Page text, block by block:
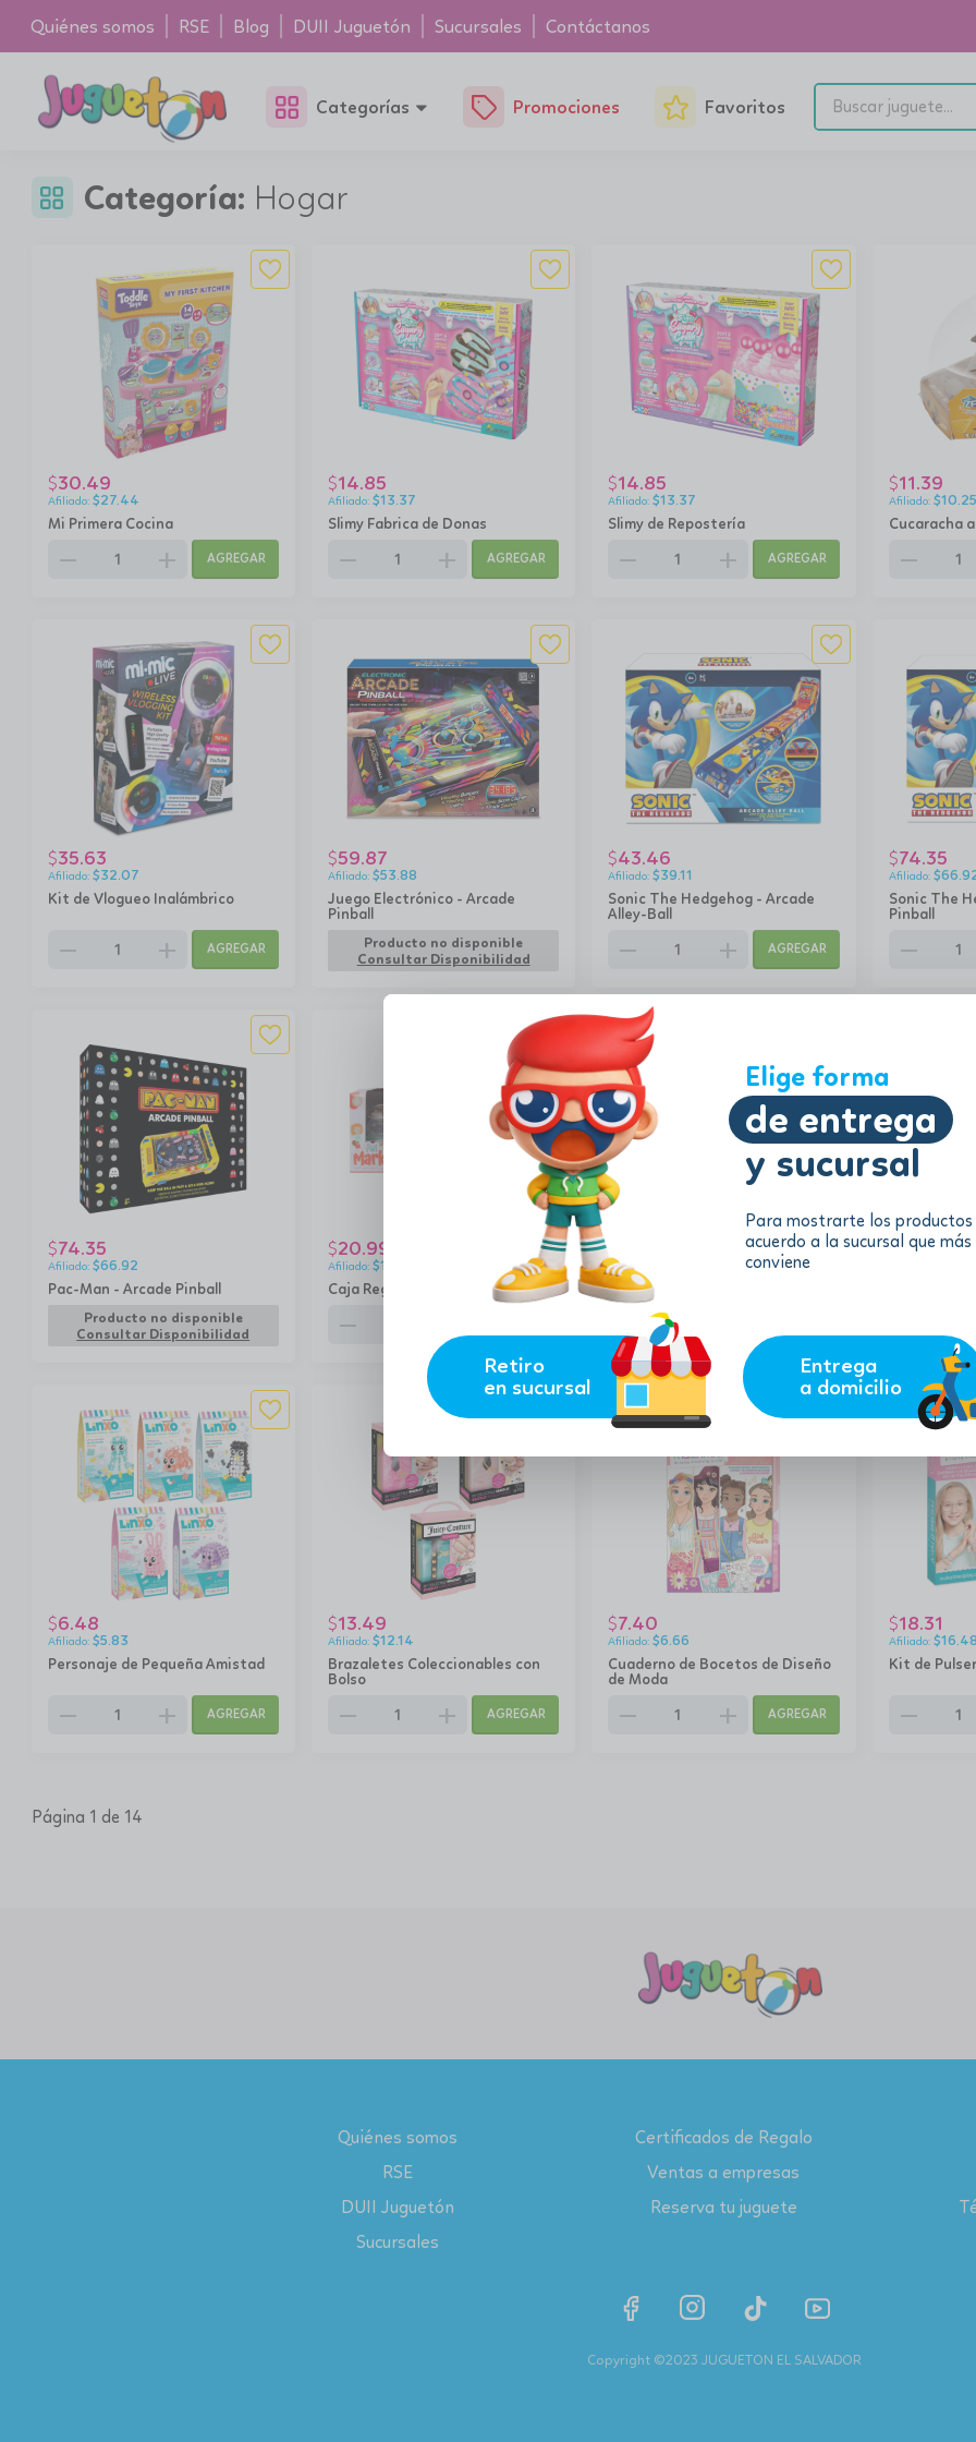
Elige forma
de entrega
y sucursal
Para mostrarte los productos
acuerdo a la sucursal que
conviene
Retiro
en sucursal
Entrega
a domicilio
Quiénes somos RSE Blog DUII Juguetón Sucursales Contáctanos
Categorías Promociones Favoritos
Categoría: Hogar
Mi Primera Cocina
$30.49
$27.44
remove add AGREGAR
Slimy Fabrica de Donas
$14.85
$13.37
remove add AGREGAR
Slimy de Repostería
$14.85
$13.37
remove add AGREGAR
Cucaracha
$11.39
$10.25
remove
Kit de Vlogueo Inalámbrico
$35.63
$32.07
remove add AGREGAR
Juego Electrónico - Arcade
Pinball
$59.87
$53.88
Producto no disponible
Consultar Disponibilidad
Sonic The Hedgehog - Arcade
Alley-Ball
$43.46
$39.11
remove add AGREGAR
Sonic The
Pinball
$74.35
$
remove
Pac-Man - Arcade Pinball
$74.35
$66.92
Producto no disponible
Consultar Disponibilidad
Caja Registradora 20 Pcs
$20.99
$18.89
remove
Juego de Cocina de Juguete
$7.22
Personaje de Pequeña Amistad
$6.48
$5.83
remove add AGREGAR
Brazaletes Coleccionables con
Bolso
$13.49
$12.14
remove add AGREGAR
Cuaderno de Bocetos de Diseño
de Moda
$7.40
$6.66
remove add AGREGAR
Kit de
$18.31
$16.48
remove
Página 1 de 14
Quiénes somos
RSE
DUII Juguetón
Sucursales
Certificados de Regalo
Ventas a empresas
Reserva tu juguete
Copyright ©2023 JUGUETON EL SALVADOR